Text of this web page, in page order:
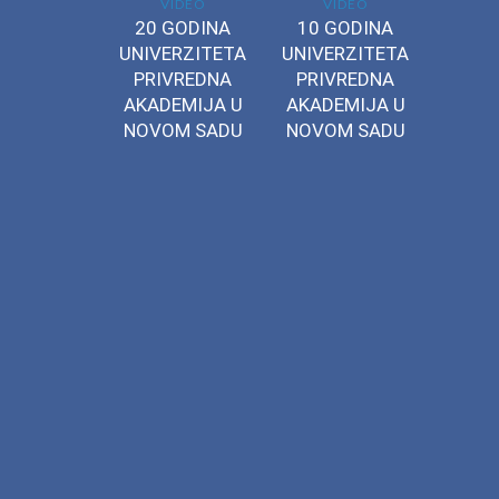
VIDEO
20 GODINA
UNIVERZITETA
PRIVREDNA
AKADEMIJA U
NOVOM SADU
VIDEO
10 GODINA
UNIVERZITETA
PRIVREDNA
AKADEMIJA U
NOVOM SADU